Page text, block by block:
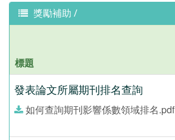
獎勵補助 /
標題
發表論文所屬期刊排名查詢
如何查詢期刊影響係數領域排名.pdf